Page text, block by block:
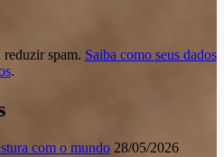
spam. Saiba como seus dados
.
com o mundo 28/05/2026